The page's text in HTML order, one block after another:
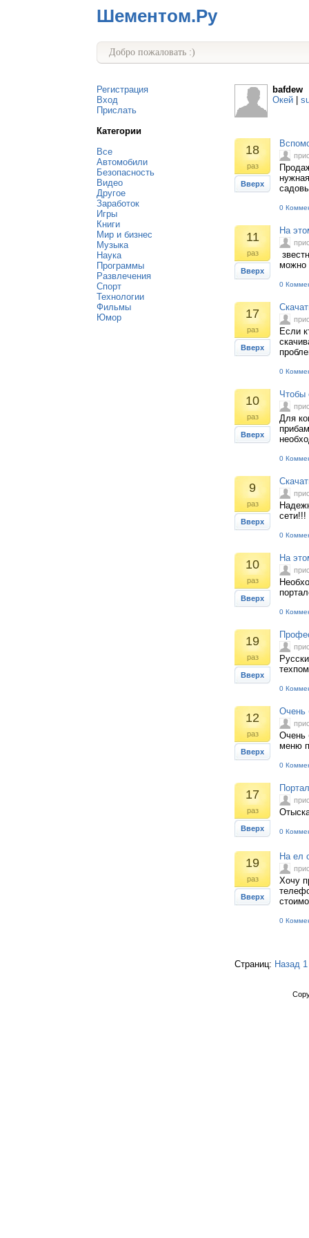
Шементом.Ру
Добро пожаловать :)
Регистрация
Вход
Прислать
Категории
Все
Автомобили
Безопасность
Видео
Другое
Заработок
Игры
Книги
Мир и бизнес
Музыка
Наука
Программы
Развлечения
Спорт
Технологии
Фильмы
Юмор
bafdew
Окей
18
раз
Вверх
0
11
раз
Вверх
На
можно
0
17
раз
Вверх
Если
0
10
раз
Вверх
Чтобы
Для
0
9
раз
Вверх
сети!!!
0
10
раз
Вверх
На
0
19
раз
Вверх
0
12
раз
Вверх
Очень
Очень
меню
0
17
раз
Вверх 0
19
раз
Вверх
На ел
Хочу
0
Страниц: Назад 1